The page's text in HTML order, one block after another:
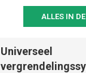
ALLES IN
Universeel